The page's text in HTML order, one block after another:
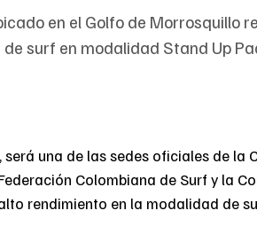
en el Golfo de Morrosquillo
surf en modalidad Stand Up
será una de las sedes oficiales de
Colombiana de Surf y la
rendimiento en la modalidad de